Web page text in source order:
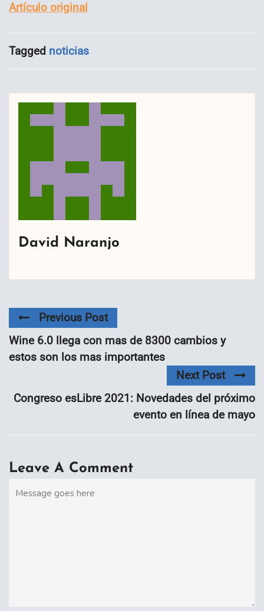
Artículo original
Tagged noticias
David Naranjo
Previous Post
Wine 6.0 llega con mas de 8300 cambios y
estos son los mas importantes
Next Post
Congreso esLibre 2021: Novedades del próximo
evento en línea de mayo
Leave A Comment